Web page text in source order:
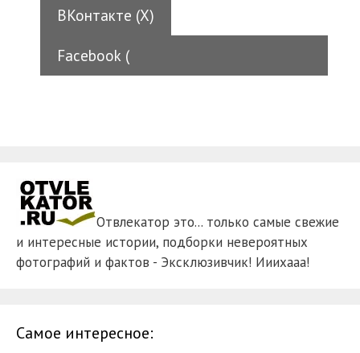
ВКонтакте (X)
Facebook (
Отвлекатор это... только самые свежие
и интересные истории, подборки невероятных
фотографий и фактов - Эксклюзивчик! Ииихааа!
Самое интересное: